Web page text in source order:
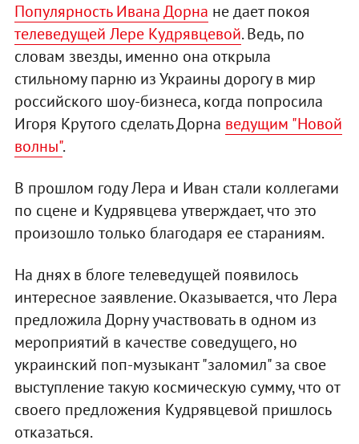
Популярность Ивана Дорна не дает покоя
телеведущей Лере Кудрявцевой. Ведь, по
словам звезды, именно она открыла
стильному парню из Украины дорогу в мир
российского шоу-бизнеса, когда попросила
Игоря Крутого сделать Дорна ведущим "Новой
волны".
В прошлом году Лера и Иван стали коллегами
по сцене и Кудрявцева утверждает, что это
произошло только благодаря ее стараниям.
На днях в блоге телеведущей появилось
интересное заявление. Оказывается, что Лера
предложила Дорну участвовать в одном из
мероприятий в качестве соведущего, но
украинский поп-музыкант "заломил" за свое
выступление такую космическую сумму, что от
своего предложения Кудрявцевой пришлось
отказаться.